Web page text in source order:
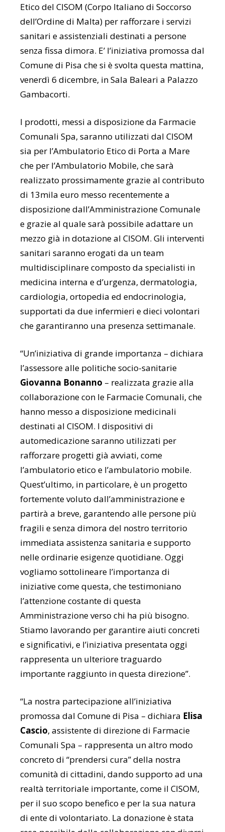
Etico del CISOM (Corpo Italiano di Soccorso
dell’Ordine di Malta) per rafforzare i servizi
sanitari e assistenziali destinati a persone
senza fissa dimora. E’ l’iniziativa promossa dal
Comune di Pisa che si è svolta questa mattina,
venerdì 6 dicembre, in Sala Baleari a Palazzo
Gambacorti.
I prodotti, messi a disposizione da Farmacie
Comunali Spa, saranno utilizzati dal CISOM
sia per l’Ambulatorio Etico di Porta a Mare
che per l’Ambulatorio Mobile, che sarà
realizzato prossimamente grazie al contributo
di 13mila euro messo recentemente a
disposizione dall’Amministrazione Comunale
e grazie al quale sarà possibile adattare un
mezzo già in dotazione al CISOM. Gli interventi
sanitari saranno erogati da un team
multidisciplinare composto da specialisti in
medicina interna e d’urgenza, dermatologia,
cardiologia, ortopedia ed endocrinologia,
supportati da due infermieri e dieci volontari
che garantiranno una presenza settimanale.
“Un’iniziativa di grande importanza – dichiara
l’assessore alle politiche socio-sanitarie
Giovanna Bonanno – realizzata grazie alla
collaborazione con le Farmacie Comunali, che
hanno messo a disposizione medicinali
destinati al CISOM. I dispositivi di
automedicazione saranno utilizzati per
rafforzare progetti già avviati, come
l’ambulatorio etico e l’ambulatorio mobile.
Quest’ultimo, in particolare, è un progetto
fortemente voluto dall’amministrazione e
partirà a breve, garantendo alle persone più
fragili e senza dimora del nostro territorio
immediata assistenza sanitaria e supporto
nelle ordinarie esigenze quotidiane. Oggi
vogliamo sottolineare l’importanza di
iniziative come questa, che testimoniano
l’attenzione costante di questa
Amministrazione verso chi ha più bisogno.
Stiamo lavorando per garantire aiuti concreti
e significativi, e l’iniziativa presentata oggi
rappresenta un ulteriore traguardo
importante raggiunto in questa direzione”.
“La nostra partecipazione all’iniziativa
promossa dal Comune di Pisa – dichiara Elisa
Cascio, assistente di direzione di Farmacie
Comunali Spa – rappresenta un altro modo
concreto di “prendersi cura” della nostra
comunità di cittadini, dando supporto ad una
realtà territoriale importante, come il CISOM,
per il suo scopo benefico e per la sua natura
di ente di volontariato. La donazione è stata